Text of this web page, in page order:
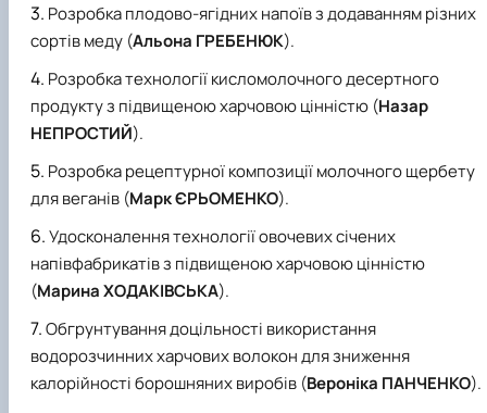
Розробка плодово-ягідних напоїв з додаванням різних
сортів меду (Альона ГРЕБЕНЮК).
Розробка технології кисломолочного десертного
продукту з підвищеною харчовою цінністю (Назар
НЕПРОСТИЙ).
Розробка рецептурної композиції молочного щербету
для веганів (Марк ЄРЬОМЕНКО).
Удосконалення технології овочевих січених
напівфабрикатів з підвищеною харчовою цінністю
(Марина ХОДАКІВСЬКА).
Обгрунтування доцільності використання
водорозчинних харчових волокон для зниження
калорійності борошняних виробів (Вероніка ПАНЧЕНКО).